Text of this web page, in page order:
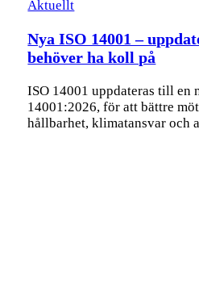
Aktuellt
Nya ISO 14001 –
behöver ha koll på
ISO 14001 uppdateras till en
14001:2026, för att bättre
hållbarhet, klimatansvar och